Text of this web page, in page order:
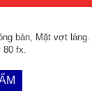
bàn, Mặt vợt láng.
80 fx.